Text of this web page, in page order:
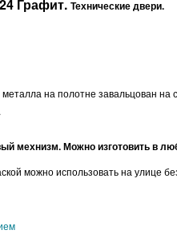
Графит. Технические двери.
на полотне завальцован
мехнизм. Можно изготовить в
можно использовать на улице